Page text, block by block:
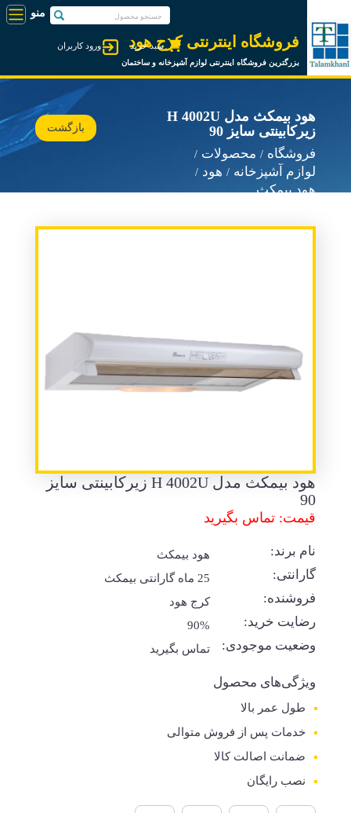
فروشگاه اینترنتی کرج هود
بزرگترین فروشگاه اینترنتی لوازم آشپزخانه و ساختمان
ورود کاربران سبد خرید
هود بیمکث مدل H 4002U
زیرکابینتی سایز 90
فروشگاه
محصولات
لوازم آشپزخانه
هود
هود بیمکث
بازگشت
هود بیمکث مدل H 4002U زیرکابینتی سایز
90
قیمت: تماس بگیرید
نام برند: هود بیمکث
گارانتی: 25 ماه گارانتی بیمکث
فروشنده: کرج هود
رضایت خرید: 90%
وضعیت موجودی: تماس بگیرید
ویژگی‌های محصول
طول عمر بالا
خدمات پس از فروش متوالی
ضمانت اصالت کالا
نصب رایگان